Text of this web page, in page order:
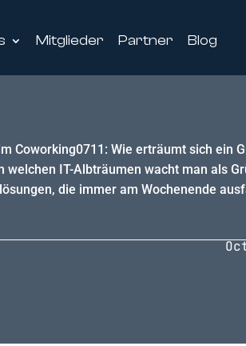
Mitglieder Partner Blog
Coworking0711: Wie erträumt sich ein
IT-Albträumen wacht man als
die immer am Wochenende